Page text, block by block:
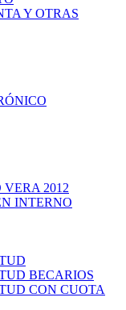
Y OTRAS
2012
INTERNO
BECARIOS
CON CUOTA